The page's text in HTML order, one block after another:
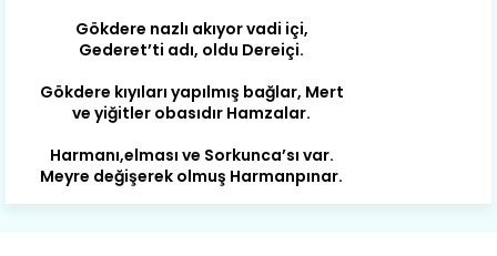
Gökdere kıyıları yapılmış bağlar, Mert
Harmanı,elması ve Sorkunca’sı var.
Büyük yerdir, mahalleleri Aydınlık, Tarih